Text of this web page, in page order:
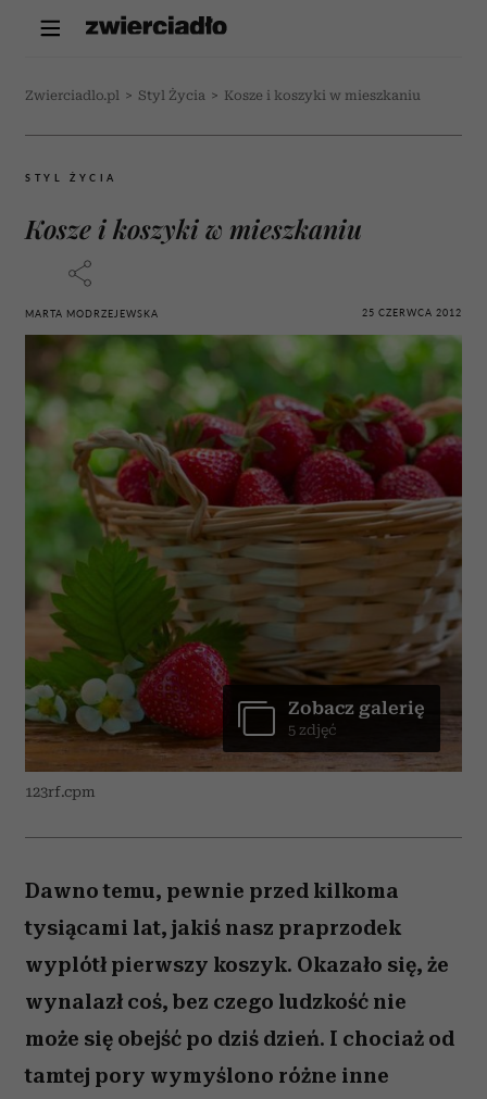
Zwierciadlo.pl > Styl Życia > Kosze i koszyki w mieszkaniu
STYL ŻYCIA
Kosze i koszyki w mieszkaniu
MARTA MODRZEJEWSKA 25 CZERWCA 2012
123rf.cpm
Zobacz galerię
5 zdjęć
Dawno temu, pewnie przed kilkoma
tysiącami lat, jakiś nasz praprzodek
wyplótł pierwszy koszyk. Okazało się, że
wynalazł coś, bez czego ludzkość nie
może się obejść po dziś dzień. I chociaż od
tamtej pory wymyślono różne inne